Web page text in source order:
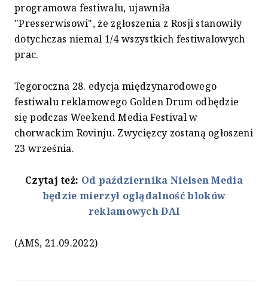
programowa festiwalu, ujawniła
"Presserwisowi", że zgłoszenia z Rosji stanowiły
dotychczas niemal 1/4 wszystkich festiwalowych
prac.
Tegoroczna 28. edycja międzynarodowego
festiwalu reklamowego Golden Drum odbędzie
się podczas Weekend Media Festival w
chorwackim Rovinju. Zwycięzcy zostaną ogłoszeni
23 września.
Czytaj też: Od października Nielsen Media
będzie mierzył oglądalność bloków
reklamowych DAI
(AMS, 21.09.2022)